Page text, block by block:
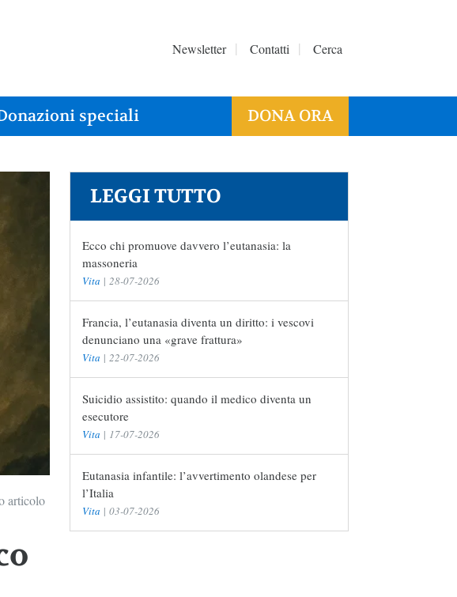
Newsletter Contatti Cerca
speciali DONA ORA
articolo
LEGGI TUTTO
Ecco chi promuove davvero l’eutanasia: la
massoneria
Vita | 28-07-2026
Francia, l’eutanasia diventa un diritto: i vescovi
denunciano una «grave frattura»
Vita | 22-07-2026
Suicidio assistito: quando il medico diventa un
esecutore
Vita | 17-07-2026
Eutanasia infantile: l’avvertimento olandese per
l’Italia
Vita | 03-07-2026